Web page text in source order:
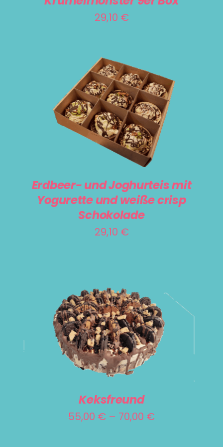
29,10 €
IN DEN WARENKORB / DETAILS
Erdbeer- und Joghurteis mit
Yogurette und weiße crisp
Schokolade
29,10 €
AUSFÜHRUNG WÄHLENDIESES
PRODUKT
WEIST
MEHRERE
AUF.
DIE
/ DETAILS
Keksfreund
55,00 € – 70,00 €